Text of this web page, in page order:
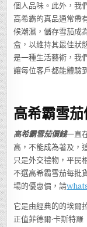
個人品味。此外，我
高希霸的真品通常帶
候潮濕，儲存雪茄成
盒，以維持其最佳狀
是一種生活藝術，我
讓每位客戶都能體驗
高希霸雪
高希霸雪茄價錢一直
高，不能成為著及，
只是外交禮物，平民
不選高希霸雪茄每批
場的優惠價，請
它是由經典的的埃爾
正值菲德爾·卡斯特